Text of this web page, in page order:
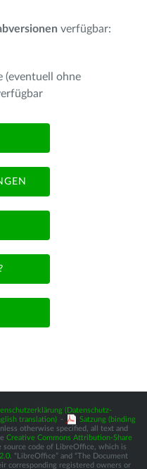
verfügbar:
(eventuell ohne
(Datenschutz-
translation) -
Satzung (binding
otherwise specified, all text and
Creative Commons Attribution-Share
source code of LibreOffice, which is
. “LibreOffice” and “The Document
corresponding registered owners or